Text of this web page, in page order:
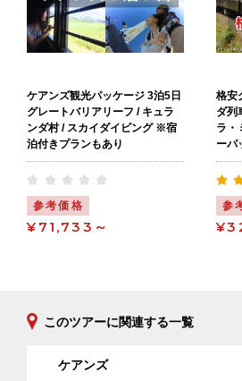
ケアンズ観光パッケージ 3泊5日
グレートバリアリーフ / キュラ
ンダ村 / スカイダイビング ※宿
泊付きプランもあり
参考価格
¥71,733～
格安
ダ列
ラ・
ーパ
参
このツアーに関連する一覧
ケアンズ